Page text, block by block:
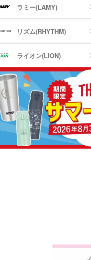
ラミー(LAMY)
リズム(RHYTHM)
ライオン(LION)
オリジナルお菓子